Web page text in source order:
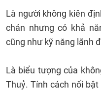
Là người không kiên
chán nhưng có khả
cũng như kỹ năng lãnh
Là biểu tượng của
Thuỷ. Tính cách nổi